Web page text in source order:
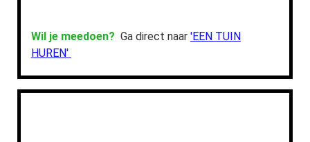
Wil je meedoen? Ga direct naar 'EEN TUIN
HUREN'